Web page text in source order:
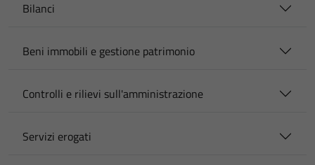
Bilanci
Beni immobili e gestione patrimonio
Controlli e rilievi sull'amministrazione
Servizi erogati